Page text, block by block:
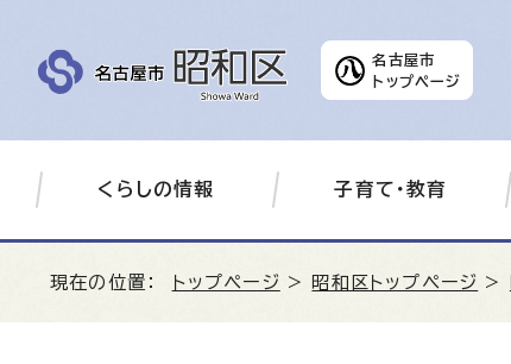
名古屋市
トップページ
くらしの情報 子育て・教育
現在の位置： トップページ > 昭和区トップページ >